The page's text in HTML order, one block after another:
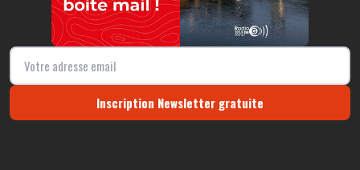
Inscription Newsletter gratuite